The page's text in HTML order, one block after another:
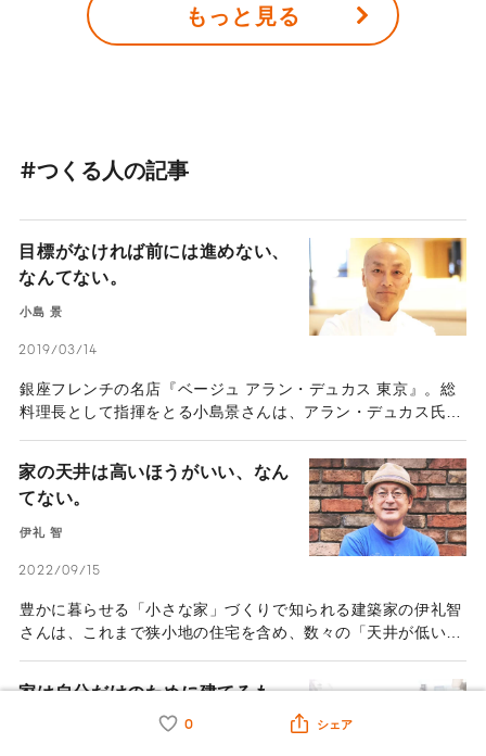
0 シェア
ろうか。話を伺った。
もっと見る
#つくる人の記事
目標がなければ前には進めない、
なんてない。
小島 景
2019/03/14
銀座フレンチの名店『ベージュ アラン・デュカス 東京』。総
料理長として指揮をとる小島景さんは、アラン・デュカス氏が
絶賛する料理人だ。数々の名店で研さんを重ね現在の地位を築
いた小島さんだが、高みを目指してここまでたどり着いたわけ
ではないという。「行き当たりばったりに生きてるんですよ」
と自らを評する小島さんの“今を生きる力”とは——。
家の天井は高いほうがいい、なん
てない。
伊礼 智
2022/09/15
豊かに暮らせる「小さな家」づくりで知られる建築家の伊礼智
さんは、これまで狭小地の住宅を含め、数々の「天井が低い
をアピールすることが少なくない。 一方、伊礼さんが設計す
家は自分だけのために建てるも
の、なんてない。【前編】